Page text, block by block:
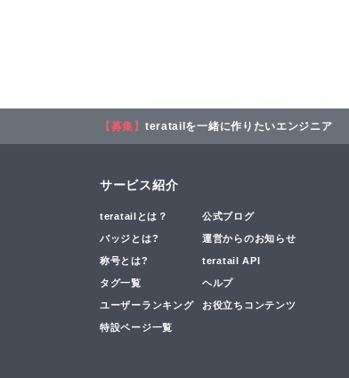
【募集】 teratailを一緒に作りたいエンジニア
サービス紹介
teratailとは？ 公式ブログ
バッジとは? 運営からのお知らせ
称号とは? teratail API
タグ一覧 ヘルプ
ユーザーランキング お役立ちコンテンツ
特設ページ一覧